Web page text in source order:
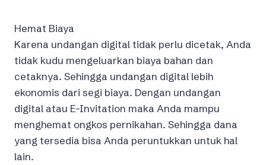
Hemat Biaya
Karena undangan digital tidak perlu dicetak, Anda
tidak kudu mengeluarkan biaya bahan dan
cetaknya. Sehingga undangan digital lebih
ekonomis dari segi biaya. Dengan undangan
digital atau E-Invitation maka Anda mampu
menghemat ongkos pernikahan. Sehingga dana
yang tersedia bisa Anda peruntukkan untuk hal
lain.